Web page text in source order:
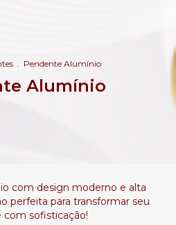
. Pendente Alumínio
Alumínio
com design moderno e alta
perfeita para transformar seu
com sofisticação!